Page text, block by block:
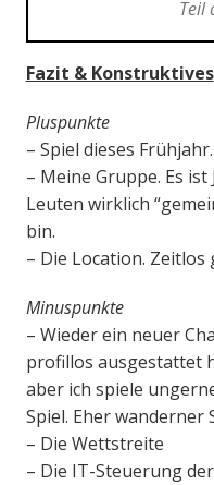
Teil
Fazit & Konstruktives
Pluspunkte
– Spiel dieses
– Meine Gruppe. Es
Leuten wirklich
bin.
– Die Location. Zeitlos
Minuspunkte
– Wieder ein neuer
profillos ausgestattet
aber ich spiele
Spiel. Eher wanderner
– Die Wettstreite
– Die IT-Steuerung